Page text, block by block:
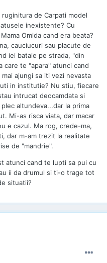
de Carpati model
inexistente? Cu
Omida cand era beata?
cauciucuri sau placute de
iei bataie pe strada, "din
care te "apara" atunci cand
ajungi sa iti vezi nevasta
in institutie? Nu stiu, fiecare
intrucat deocamdata si
altundeva...dar la prima
Mi-as risca viata, dar macar
e cazul. Ma rog, crede-ma,
dar m-am trezit la realitate
de "mandrie".
atunci cand te lupti sa pui cu
ii da drumul si ti-o trage tot
situatii?